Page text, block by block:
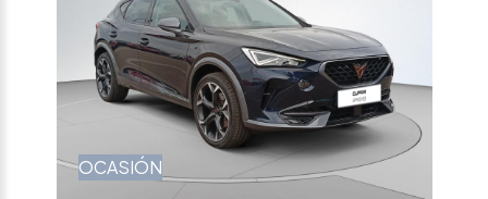
OCASIÓN